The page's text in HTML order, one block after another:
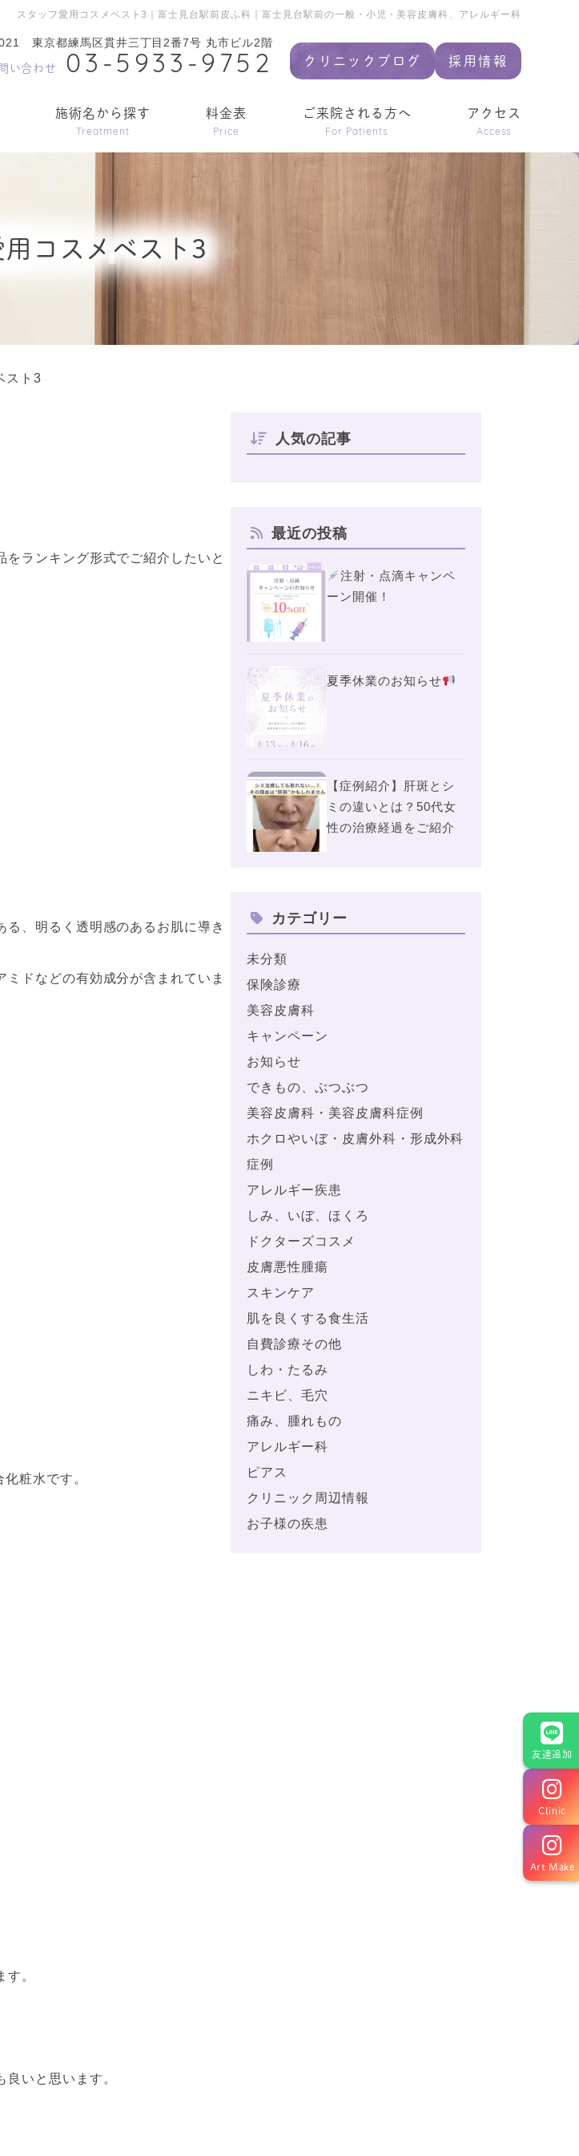
クリニックブログ 採用情報
スタッフ愛用コスメベスト3｜富士見台駅前皮ふ科｜富士見台駅前の一般・小児・美容皮膚科、アレルギー科
東京都練馬区貫井三丁目2番7号 丸市ビル2階
い合わせ 03-5933-9752
施術名から探す
Treatment
料金表
Price
ご来院される方へ
For Patients
アクセス
Access
友達追加
Clinic
Art Make
用コスメベスト3
スト3
ランキング形式でご紹介したいと
、明るく透明感のあるお肌に導き
ドなどの有効成分が含まれていま
粧水です。
。
良いと思います。
人気の記事
最近の投稿
注射・点滴キャンペ
ーン開催！
夏季休業のお知らせ
【症例紹介】肝斑とシ
ミの違いとは？50代女
性の治療経過をご紹介
カテゴリー
未分類
保険診療
美容皮膚科
キャンペーン
お知らせ
できもの、ぶつぶつ
美容皮膚科・美容皮膚科症例
ホクロやいぼ・皮膚外科・形成外科
症例
アレルギー疾患
しみ、いぼ、ほくろ
ドクターズコスメ
皮膚悪性腫瘍
スキンケア
肌を良くする食生活
自費診療その他
しわ・たるみ
ニキビ、毛穴
痛み、腫れもの
アレルギー科
ピアス
クリニック周辺情報
お子様の疾患